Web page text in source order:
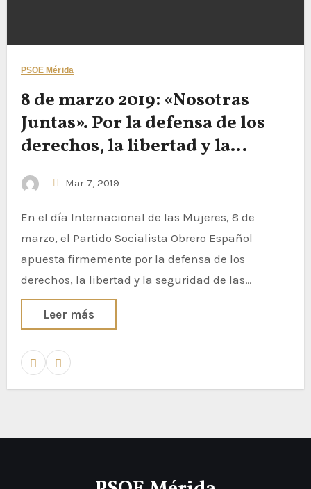
PSOE Mérida
8 de marzo 2019: «Nosotras
Juntas». Por la defensa de los
derechos, la libertad y la
seguridad de las mujeres
Mar 7, 2019
En el día Internacional de las Mujeres, 8 de
marzo, el Partido Socialista Obrero Español
apuesta firmemente por la defensa de los
derechos, la libertad y la seguridad de las…
Leer más